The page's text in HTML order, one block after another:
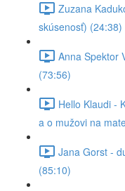
Zuzana
skúsenosť) (24:38)
Anna Spektor
(73:56)
Hello Klaudi -
a o mužovi na
Jana Gorst -
(85:10)